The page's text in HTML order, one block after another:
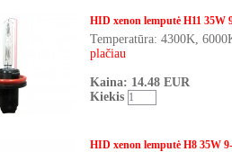
HID xenon lemputė H11 35W
Temperatūra: 4300K,
plačiau
Kaina: 14.48 EUR
Kiekis
HID xenon lemputė H8 35W